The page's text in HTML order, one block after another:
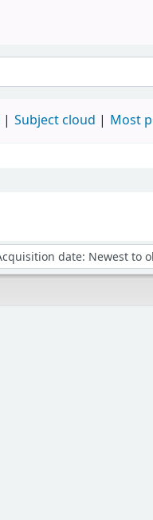
Subject cloud Most